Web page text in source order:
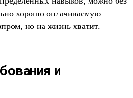
хорошо оплачиваемую
но на жизнь хватит.
и